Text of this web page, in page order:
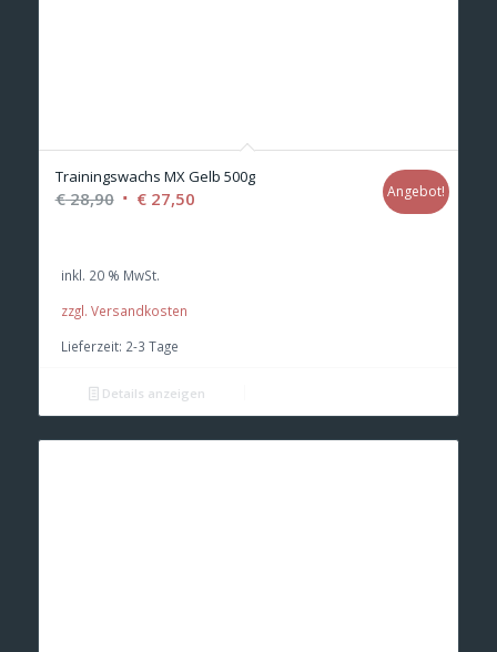
Trainingswachs MX Gelb 500g
€28,90 Ursprünglicher
€ 28,90
€27,50Aktueller
Angebot!
inkl. 20 % MwSt.
zzgl. Versandkosten
Lieferzeit: 2-3 Tage
Details anzeigen